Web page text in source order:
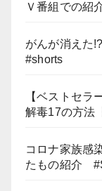
Ｖ番組での紹
がんが消えた
#shorts
【ベストセラ
解毒17の方法
コロナ家族感
たもの紹介